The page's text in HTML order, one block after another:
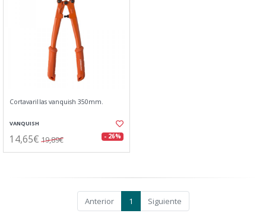
Cortavarillas vanquish 350mm.
VANQUISH
14,65€ 19,89€ - 26%
Anterior 1 Siguiente